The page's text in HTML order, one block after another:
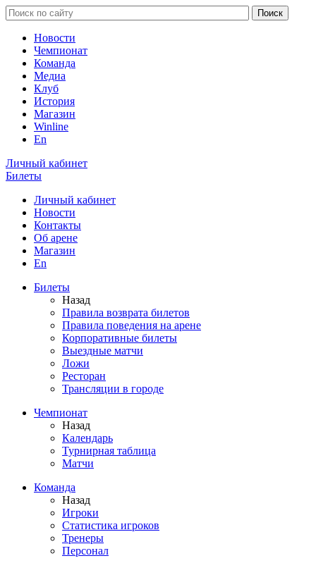
Новости
Чемпионат
Команда
Медиа
Клуб
История
Магазин
Winline
En
Личный кабинет
Билеты
Личный кабинет
Новости
Контакты
Об арене
Магазин
En
Билеты
Назад
Правила возврата билетов
Правила поведения на арене
Корпоративные билеты
Выездные матчи
Ложи
Ресторан
Трансляции в городе
Чемпионат
Назад
Календарь
Турнирная таблица
Матчи
Команда
Назад
Игроки
Статистика игроков
Тренеры
Персонал